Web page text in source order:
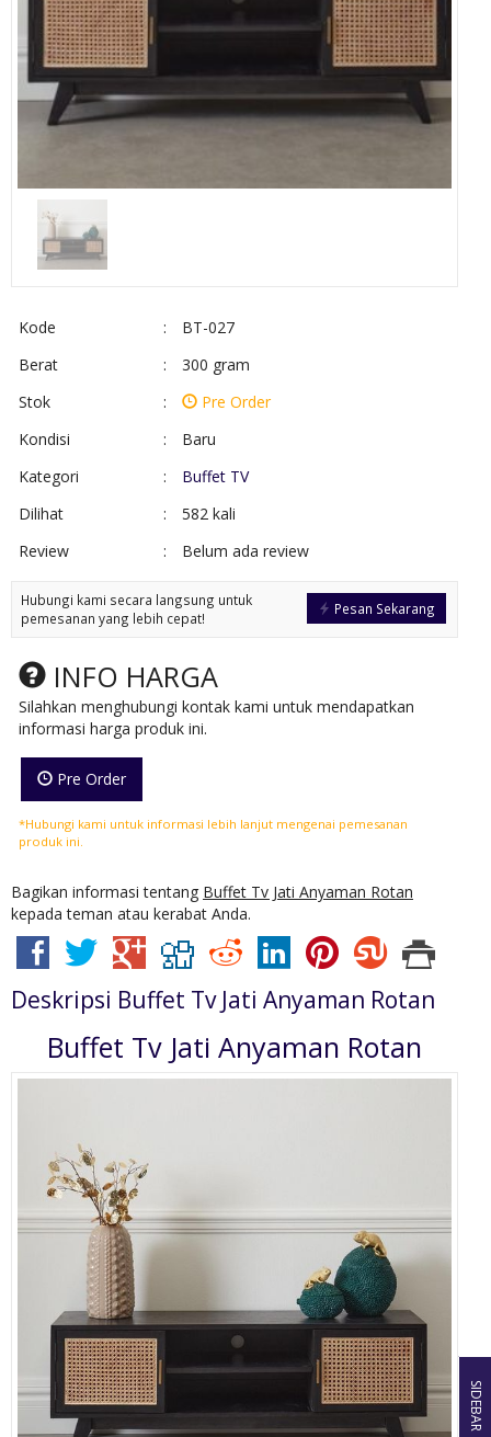
Kode :
BT-027
Berat
:
300 gram
Stok
:
Pre Order
Kondisi
:
Baru
Kategori
:
Buffet TV
Dilihat
:
582 kali
Review
: Belum ada review
Pesan Sekarang
Hubungi kami secara langsung untuk
pemesanan yang lebih cepat!
INFO HARGA
Silahkan menghubungi kontak kami untuk mendapatkan
informasi harga produk ini.
Pre Order
*Hubungi kami untuk informasi lebih lanjut mengenai pemesanan
produk ini.
Bagikan informasi tentang Buffet Tv Jati Anyaman Rotan
kepada teman atau kerabat Anda.
Deskripsi Buffet Tv Jati Anyaman Rotan
Buffet Tv Jati Anyaman Rotan
SIDEBAR